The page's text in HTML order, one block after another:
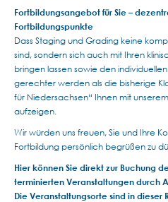
Fortbildungsangebot für Sie –
Fortbildungspunkte
Dass Staging und Grading keine
sind, sondern sich auch mit Ihren
bringen lassen sowie den
gerechter werden als die bisherige
für Niedersachsen“ Ihnen mit
aufzeigen.
Wir würden uns freuen, Sie und Ihre
Fortbildung persönlich begrüßen zu
Hier können Sie direkt zur Buchung
terminierten Veranstaltungen durch
Die Veranstaltungsorte sind in dieser